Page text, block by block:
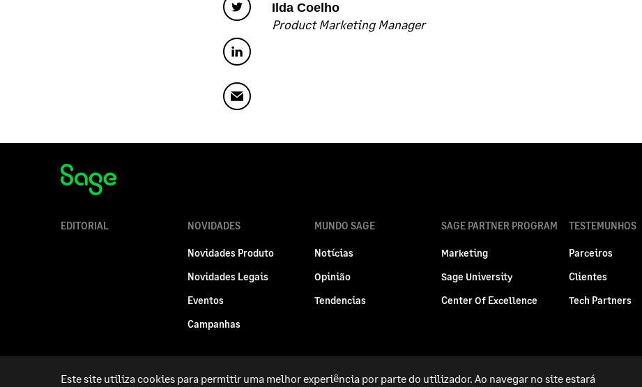
Ilda Coelho
Product Marketing Manager
EDITORIAL NOVIDADES
Novidades Produto
Novidades Legais
Eventos
Campanhas
MUNDO SAGE
Notícias
Opinião
Tendencias
SAGE PARTNER PROGRAM
Marketing
Sage University
Center Of Excellence
TESTEMUNHOS
Parceiros
Clientes
Tech Partners
Politica legal Privacidade e Cookies RGPD
Este site utiliza cookies para permitir uma melhor experiência por parte do utilizador. Ao navegar no site estará